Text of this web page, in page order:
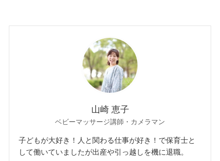
山崎 恵子
ベビーマッサージ講師・カメラマン
子どもが大好き！人と関わる仕事が好き！で保育士と
して働いていましたが出産や引っ越しを機に退職。